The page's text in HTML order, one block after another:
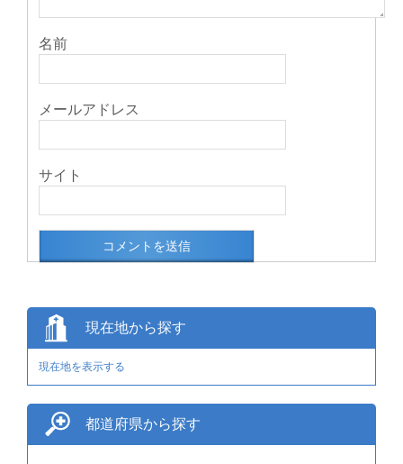
名前
メールアドレス
サイト
現在地から探す
現在地を表示する
都道府県から探す